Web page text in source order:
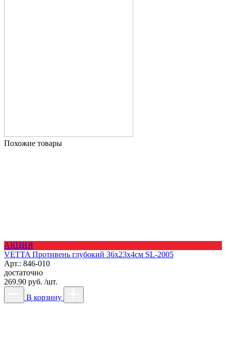
Похожие товары
АКЦИЯ
VETTA Противень глубокий 36x23x4см SL-2005
Арт.: 846-010
достаточно
269.90 руб. /шт.
В корзину